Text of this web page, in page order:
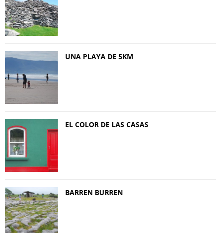
UNA PLAYA DE 5KM
EL COLOR DE LAS CASAS
BARREN BURREN